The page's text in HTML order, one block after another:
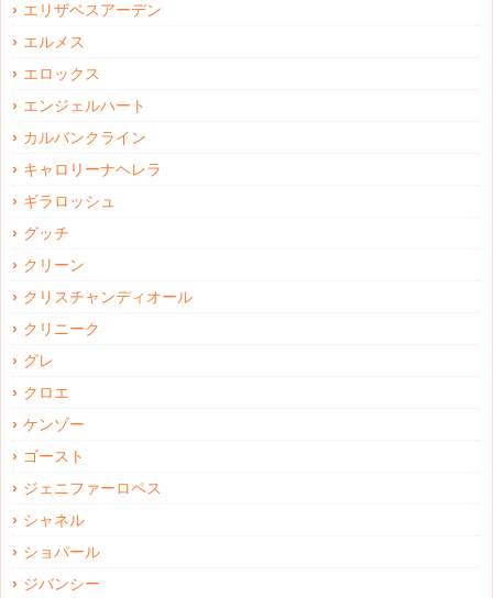
エリザベスアーデン
エルメス
エロックス
エンジェルハート
カルバンクライン
キャロリーナヘレラ
ギラロッシュ
グッチ
クリーン
クリスチャンディオール
クリニーク
グレ
クロエ
ケンゾー
ゴースト
ジェニファーロペス
シャネル
ショパール
ジバンシー